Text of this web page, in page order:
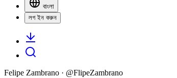
বাংলা
লগ ইন করুন
Felipe Zambrano · @FlipeZambrano